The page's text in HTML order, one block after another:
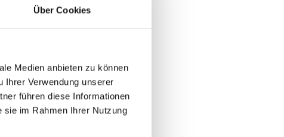
Über Cookies
Medien anbieten zu können
Ihrer Verwendung unserer
führen diese Informationen
sie im Rahmen Ihrer Nutzung